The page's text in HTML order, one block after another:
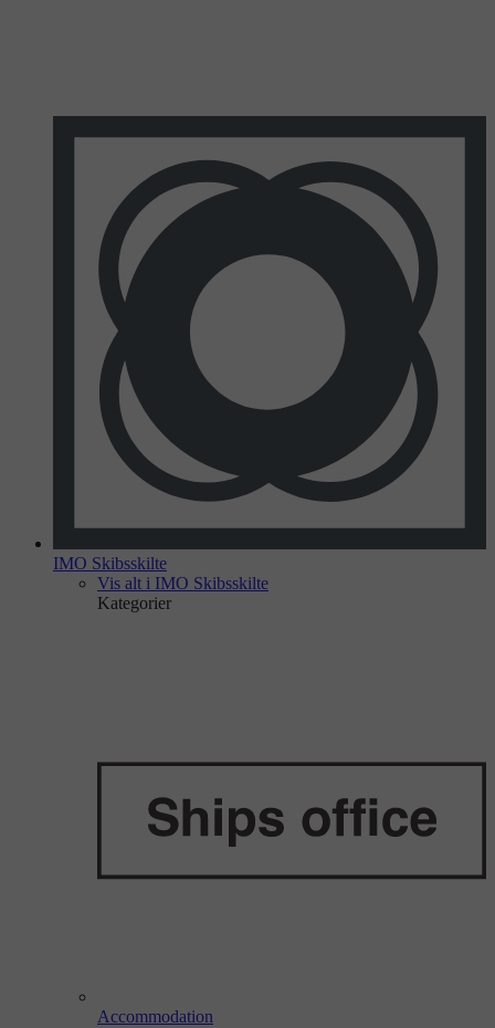
IMO Skibsskilte
Vis alt i IMO Skibsskilte
Kategorier
Accommodation